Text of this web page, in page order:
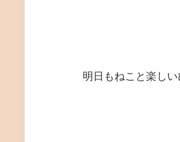
明日もねこと楽しい